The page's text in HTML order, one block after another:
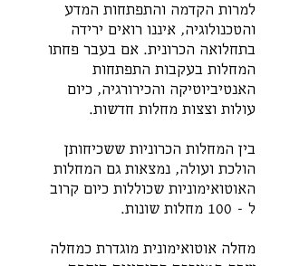
למרות הקדמה והתפתחות המדע
והטכנולוגיה, איננו רואים ירידה
בתחלואה הכרונית. אם בעבר פחתו
המחלות בעקבות התפתחות
האנטיביוטיקה והכירורגיה, כיום
עולות וצצות מחלות חדשות.
בין המחלות הכרוניות ששכיחותן
הולכת ועולה, נמצאות גם המחלות
האוטואימוניות שכוללות כיום קרוב
ל - 100 מחלות שונות.
מחלה אוטואימונית מוגדרת כמחלה